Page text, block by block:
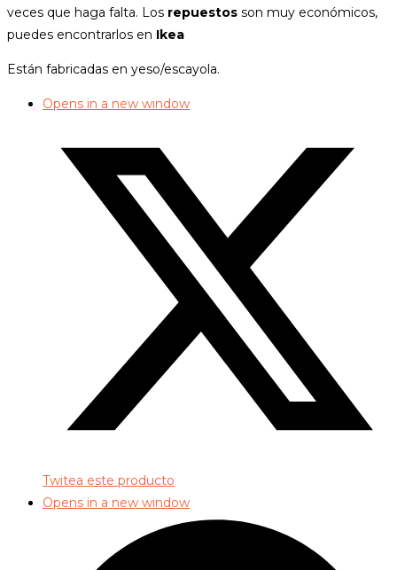
veces que haga falta. Los repuestos son muy económicos,
puedes encontrarlos en Ikea
Están fabricadas en yeso/escayola.
Opens in a new window
Twitea este producto
Opens in a new window